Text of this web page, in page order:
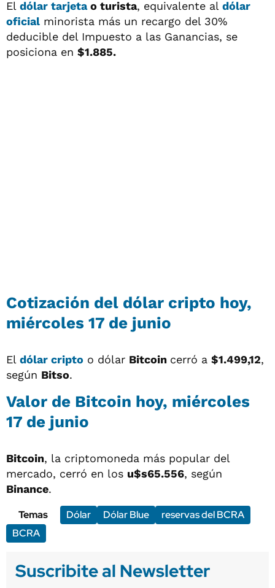
El dólar tarjetao turista, equivalente al dólar
oficial minorista más un recargo del 30%
deducible del Impuesto a las Ganancias, se
posiciona en $1.885.
Cotización del dólar cripto hoy,
miércoles 17 de junio
El dólar cripto o dólar Bitcoin cerró a $1.499,12,
según Bitso.
Valor de Bitcoin hoy, miércoles
17 de junio
Bitcoin, la criptomoneda más popular del
mercado, cerró en los u$s65.556, según
Binance.
Temas
Dólar Dólar Blue
reservas del BCRA
BCRA
Suscribite al Newsletter